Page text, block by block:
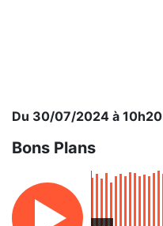
Du 30/07/2024 à 10h20
Bons Plans